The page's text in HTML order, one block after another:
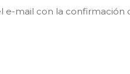
e-mail con la